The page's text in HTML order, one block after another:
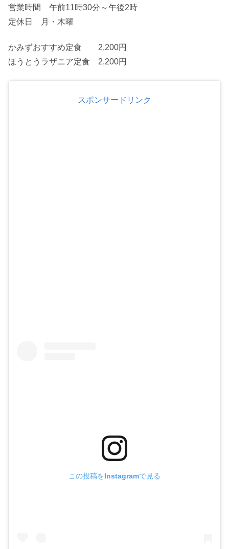
営業時間 午前11時30分～午後2時
定休日 月・木曜
かみずおすすめ定食 2,200円
ほうとうラザニア定食 2,200円
スポンサードリンク
この投稿をInstagramで見る